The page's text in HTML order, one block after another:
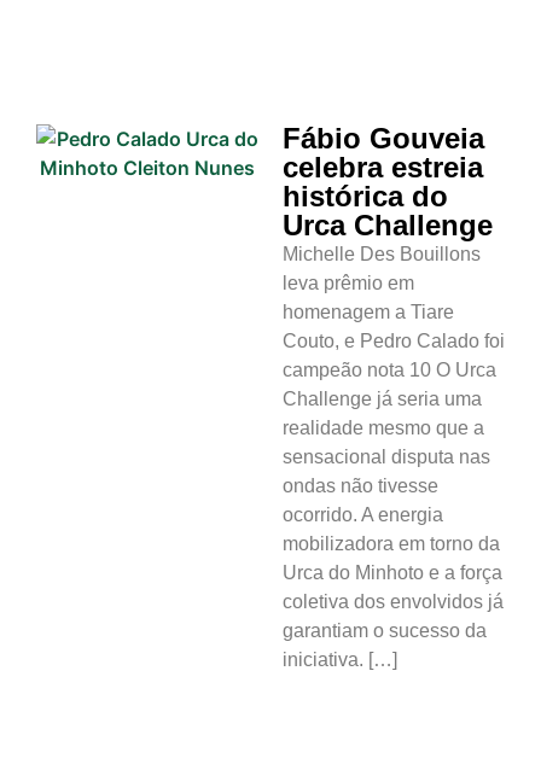
Fábio Gouveia
celebra estreia
histórica do
Urca Challenge
Michelle Des Bouillons
leva prêmio em
homenagem a Tiare
Couto, e Pedro Calado foi
campeão nota 10 O Urca
Challenge já seria uma
realidade mesmo que a
sensacional disputa nas
ondas não tivesse
ocorrido. A energia
mobilizadora em torno da
Urca do Minhoto e a força
coletiva dos envolvidos já
garantiam o sucesso da
iniciativa. […]